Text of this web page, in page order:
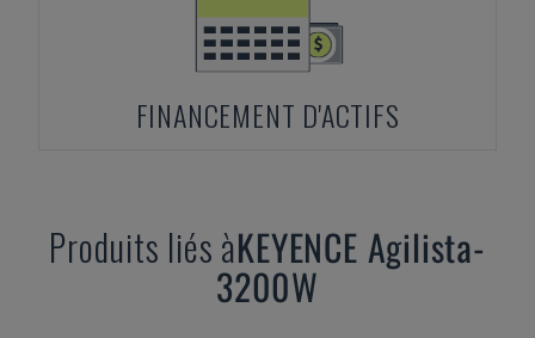
FINANCEMENT D'ACTIFS
Produits liés àKEYENCE Agilista-
3200W